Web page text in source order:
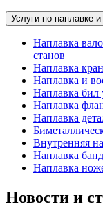
Услуги по наплавке
Наплавка
станов
Наплавка
Наплавка и
Наплавка бил
Наплавка
Наплавка
Внутренняя
Наплавка
Наплавка
Новости и